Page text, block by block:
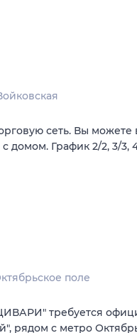
сеть. Вы
с домом. График 2/2, 3/
поле
требуется
рядом с метро